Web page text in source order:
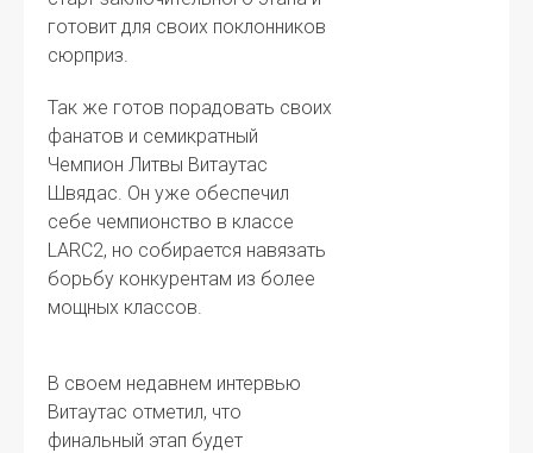
готовит для своих поклонников
сюрприз.
Так же готов порадовать своих
фанатов и семикратный
Чемпион Литвы Витаутас
Швядас. Он уже обеспечил
себе чемпионство в классе
LARC2, но собирается навязать
борьбу конкурентам из более
мощных классов.
В своем недавнем интервью
Витаутас отметил, что
финальный этап будет